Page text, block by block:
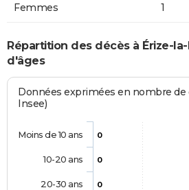
Femmes 1
Répartition des décès à Érize-
d'âges
Données exprimées en nombre de
Insee)
0
0
0
Moins de 10 ans
10-20 ans
20-30 ans